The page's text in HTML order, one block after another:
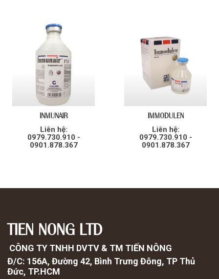
INMUNAIR
Liên hệ:
0979.730.910 -
0901.878.367
IMMODULEN
Liên hệ:
0979.730.910 -
0901.878.367
TIEN NONG LTD
CÔNG TY TNHH DVTV & TM TIẾN NÔNG
Đ/C: 156A, Đường 42, Bình Trưng Đông, TP Thủ
Đức, TP.HCM